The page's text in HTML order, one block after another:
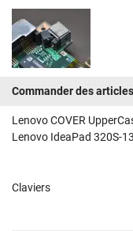
Commander des
Lenovo COVER
Lenovo IdeaPad 320S-
Claviers